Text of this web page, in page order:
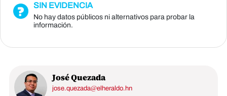
SIN EVIDENCIA
No hay datos públicos ni alternativos para probar la
información.
José Quezada
jose.quezada@elheraldo.hn